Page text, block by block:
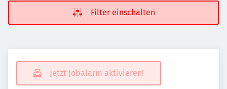
Filter einschalten
Jetzt Jobalarm aktivieren!